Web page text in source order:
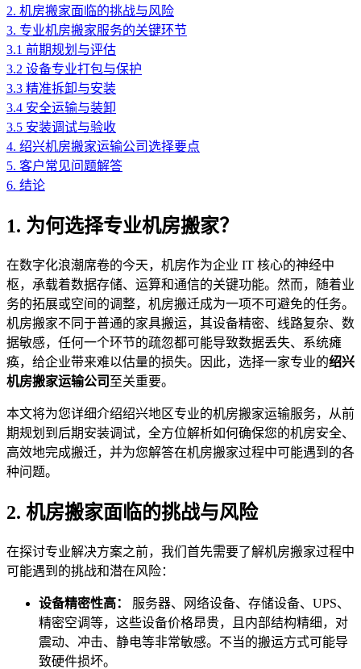
2. 机房搬家面临的挑战与风险
3. 专业机房搬家服务的关键环节
3.1 前期规划与评估
3.2 设备专业打包与保护
3.3 精准拆卸与安装
3.4 安全运输与装卸
3.5 安装调试与验收
4. 绍兴机房搬家运输公司选择要点
5. 客户常见问题解答
6. 结论
1. 为何选择专业机房搬家？
在数字化浪潮席卷的今天，机房作为企业 IT 核心的神经中
枢，承载着数据存储、运算和通信的关键功能。然而，随着业
务的拓展或空间的调整，机房搬迁成为一项不可避免的任务。
机房搬家不同于普通的家具搬运，其设备精密、线路复杂、数
据敏感，任何一个环节的疏忽都可能导致数据丢失、系统瘫
痪，给企业带来难以估量的损失。因此，选择一家专业的绍兴
机房搬家运输公司 至关重要。
本文将为您详细介绍绍兴地区专业的机房搬家运输服务，从前
期规划到后期安装调试，全方位解析如何确保您的机房安全、
高效地完成搬迁，并为您解答在机房搬家过程中可能遇到的各
种问题。
2. 机房搬家面临的挑战与风险
在探讨专业解决方案之前，我们首先需要了解机房搬家过程中
可能遇到的挑战和潜在风险：
设备精密性高：
服务器、网络设备、存储设备、UPS、
精密空调等，这些设备价格昂贵，且内部结构精细，对
震动、冲击、静电等非常敏感。不当的搬运方式可能导
致硬件损坏。